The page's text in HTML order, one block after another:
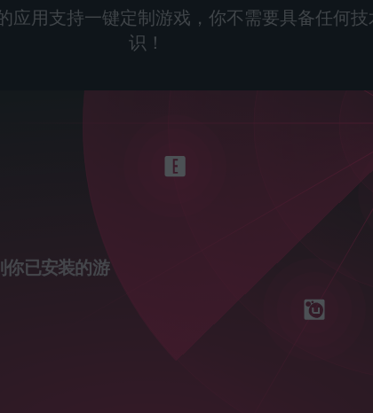
应用支持一键定制游戏，你不需要具备任何技
识！
你已安装的游